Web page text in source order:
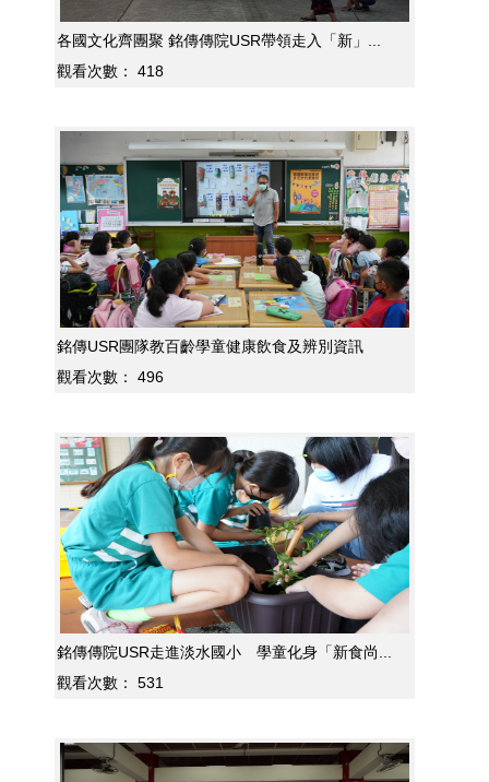
各國文化齊團聚 銘傳傳院USR帶領走入「新」...
觀看次數：
418
銘傳USR團隊教百齡學童健康飲食及辨別資訊
觀看次數：
496
銘傳傳院USR走進淡水國小 學童化身「新食尚...
觀看次數：
531